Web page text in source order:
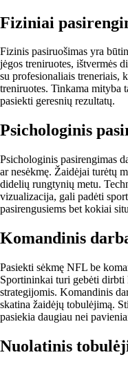
Fiziniai
Fizinis pasiruošimas yra
jėgos treniruotes, ištvermės
su profesionaliais treneriais,
treniruotes. Tinkama mityba
pasiekti geresnių rezultatų.
Psichologinis
Psichologinis pasirengimas
ar nesėkmę. Žaidėjai turėtų
didelių rungtynių metu.
vizualizacija, gali padėti
pasirengusiems bet kokiai
Komandinis
Pasiekti sėkmę NFL be
Sportininkai turi gebėti
strategijomis. Komandinis
skatina žaidėjų tobulėjimą.
pasiekia daugiau nei
Nuolatinis